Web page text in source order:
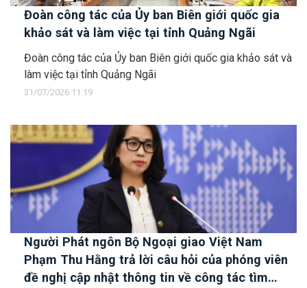
Đoàn công tác của Ủy ban Biên giới quốc gia
khảo sát và làm việc tại tỉnh Quảng Ngãi
Đoàn công tác của Ủy ban Biên giới quốc gia khảo sát và
làm việc tại tỉnh Quảng Ngãi
31/07/2026 11:19
Người Phát ngôn Bộ Ngoại giao Việt Nam
Phạm Thu Hằng trả lời câu hỏi của phóng viên
đề nghị cập nhật thông tin về công tác tìm